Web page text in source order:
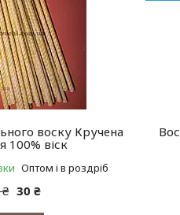
воску Кручена
100% віск
Оптом і в роздріб
30 ₴